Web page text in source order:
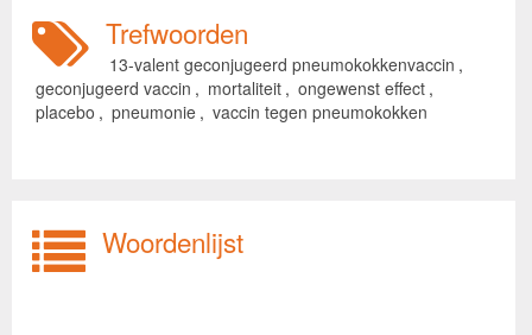
Trefwoorden
13-valent geconjugeerd pneumokokkenvaccin ,
geconjugeerd vaccin , mortaliteit , ongewenst effect ,
placebo , pneumonie , vaccin tegen pneumokokken
Woordenlijst